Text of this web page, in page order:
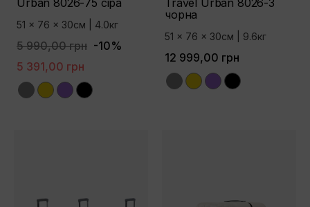
51 x 76 x 30см | 4.0кг
5 990,00 грн -10%
5 391,00 грн
GreyYellowPurpleBlack
чорна
51 x 76 x 30см | 9.6кг
12 999,00 грн
GreyYellowPurpleBlack